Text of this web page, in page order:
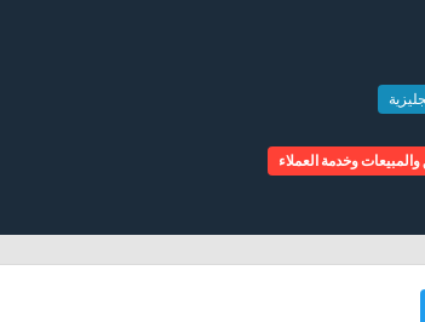
وخدمة العملاء